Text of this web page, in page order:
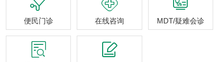
便民门诊 在线咨询 MDT/疑难会诊
 